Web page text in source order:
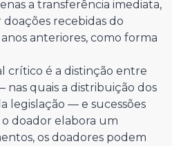
a transferência imediata,
recebidas do
anteriores, como forma
crítico é a distinção entre
nas quais a distribuição dos
legislação — e sucessões
doador elabora um
os doadores podem